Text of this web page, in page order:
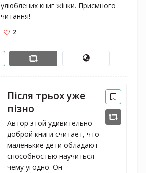
улюблених книг жінки. Приємного
читання!
2
Після трьох уже
пізно
Автор этой удивительно
доброй книги считает, что
маленькие дети обладают
способностью научиться
чему угодно. Он